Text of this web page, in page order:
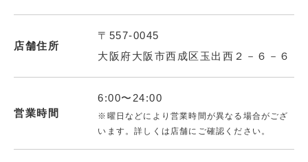
店舗住所
〒557-0045
大阪府大阪市西成区玉出西２－６－６
営業時間
6:00〜24:00
※曜日などにより営業時間が異なる場合がござ
います。詳しくは店舗にご確認ください。